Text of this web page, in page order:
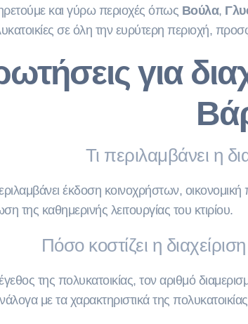
και γύρω περιοχές όπως Βούλα,
σε όλη την ευρύτερη περιοχή,
για
Τι περιλαμβάνει η
έκδοση κοινοχρήστων,
της καθημερινής λειτουργίας του κτιρίου.
Πόσο κοστίζει η
της πολυκατοικίας, τον αριθμό
με τα χαρακτηριστικά της